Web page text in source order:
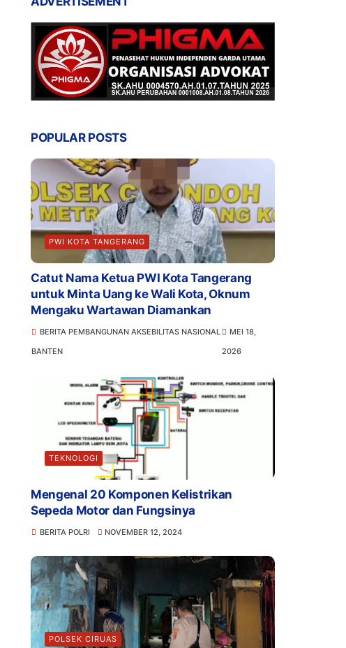
POPULAR POSTS
PWI KOTA TANGERANG
Catut Nama Ketua PWI Kota Tangerang
untuk Minta Uang ke Wali Kota, Oknum
Mengaku Wartawan Diamankan
BERITA PEMBANGUNAN AKSEBILITAS NASIONAL
BANTEN
MEI 18,
2026
TEKNOLOGI
Mengenal 20 Komponen Kelistrikan
Sepeda Motor dan Fungsinya
BERITA POLRI NOVEMBER 12, 2024
POLSEK CIRUAS